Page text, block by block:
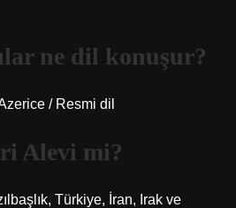
ne dil konuşur?
/ Resmi dil
Alevi mi?
Türkiye, İran, Irak ve